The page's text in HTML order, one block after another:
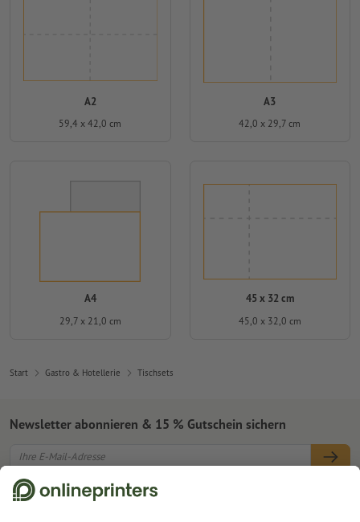
A2
59,4 x 42,0 cm
A3
42,0 x 29,7 cm
A4
29,7 x 21,0 cm
45 x 32 cm
45,0 x 32,0 cm
Start Gastro & Hotellerie Tischsets
Online Druckerei
Newsletter abonnieren & 15 % Gutschein sichern